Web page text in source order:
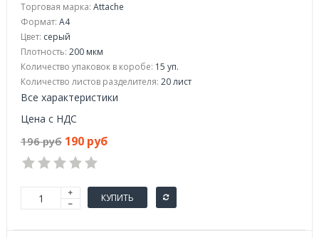
Торговая марка: Attache
Формат: A4
Цвет: серый
Плотность: 200 мкм
Количество упаковок в коробе: 15 уп.
Количество листов разделителя: 20 лист
Все характеристики
Цена с НДС
196 руб 190 руб
КУПИТЬ